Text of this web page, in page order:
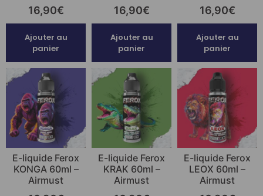
16,90€
Ajouter au
panier
16,90€
Ajouter au
panier
16,90€
Ajouter au
panier
E-liquide Ferox
KONGA 60ml –
Airmust
E-liquide Ferox
KRAK 60ml –
Airmust
E-liquide Ferox
LEOX 60ml –
Airmust